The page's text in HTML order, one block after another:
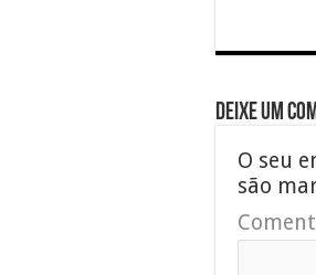
Deixe um
O seu
são